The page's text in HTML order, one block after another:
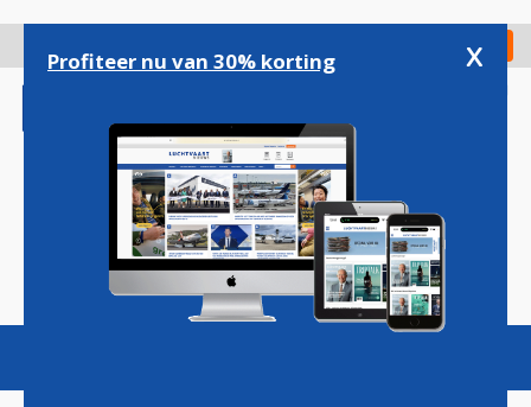
gaan
Check in
Magazine Podcasts Vacatures
Profiteer nu van 30% korting x